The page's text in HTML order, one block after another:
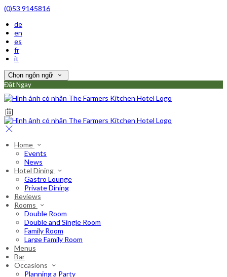
(0)53 9145816
de
en
es
fr
it
Chọn ngôn ngữ
Đặt Ngay
Home
Events
News
Hotel Dining
Gastro Lounge
Private Dining
Reviews
Rooms
Double Room
Double and Single Room
Family Room
Large Family Room
Menus
Bar
Occasions
Planning a Party